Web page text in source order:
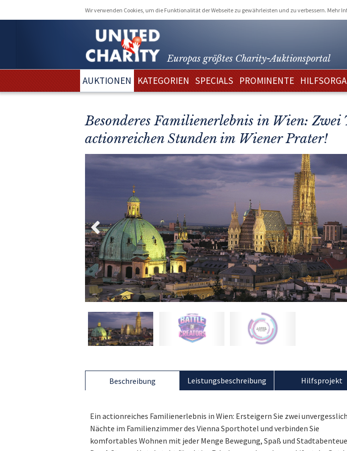
Wir verwenden Cookies, um die Funktionalität der Webseite zu gewährleisten und zu verbessern. Mehr
Europas größtes Charity-Auktionsportal
AUKTIONEN KATEGORIEN SPECIALS PROMINENTE
Besonderes Familienerlebnis in Wien:
actionreichen Stunden im Wiener Prater!
Beschreibung
Ein actionreiches Familienerlebnis in Wien: Ersteigern Sie zwei
Nächte im Familienzimmer des Vienna Sporthotel und verbinden Sie
komfortables Wohnen mit jeder Menge Bewegung, Spaß und
Leistungsbeschreibung Hilfsprojekt